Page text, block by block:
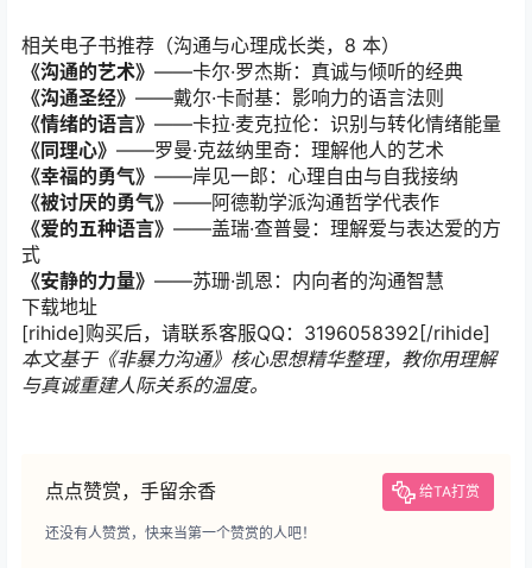
相关电子书推荐（沟通与心理成长类，8 本）
《沟通的艺术》 ——卡尔·罗杰斯：真诚与倾听的经典
《沟通圣经》 ——戴尔·卡耐基：影响力的语言法则
《情绪的语言》 ——卡拉·麦克拉伦：识别与转化情绪能量
《同理心》 ——罗曼·克兹纳里奇：理解他人的艺术
《幸福的勇气》 ——岸见一郎：心理自由与自我接纳
《被讨厌的勇气》 ——阿德勒学派沟通哲学代表作
《爱的五种语言》 ——盖瑞·查普曼：理解爱与表达爱的方
式
《安静的力量》 ——苏珊·凯恩：内向者的沟通智慧
下载地址
[rihide]购买后，请联系客服QQ：3196058392[/rihide]
本文基于《非暴力沟通》核心思想精华整理，教你用理解
与真诚重建人际关系的温度。
点点赞赏，手留余香 给TA打赏
还没有人赞赏，快来当第一个赞赏的人吧！